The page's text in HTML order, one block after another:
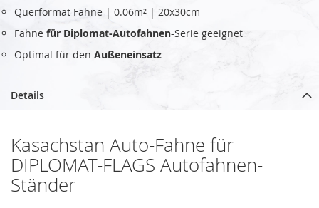
Querformat Fahne | 0.06m² | 20x30cm
Fahne für Diplomat-Autofahnen-Serie geeignet
Optimal für den Außeneinsatz
Details
Kasachstan Auto-Fahne für
DIPLOMAT-FLAGS Autofahnen-
Ständer